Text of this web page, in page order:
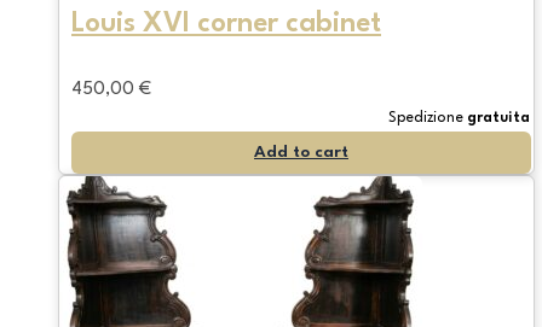
Louis XVI corner cabinet
450,00 €
Spedizione gratuita
Add to cart